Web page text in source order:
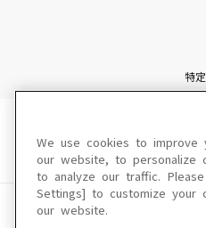
特
We use cookies to improve
our website, to personalize
to analyze our traffic.
Settings] to customize your
our website.